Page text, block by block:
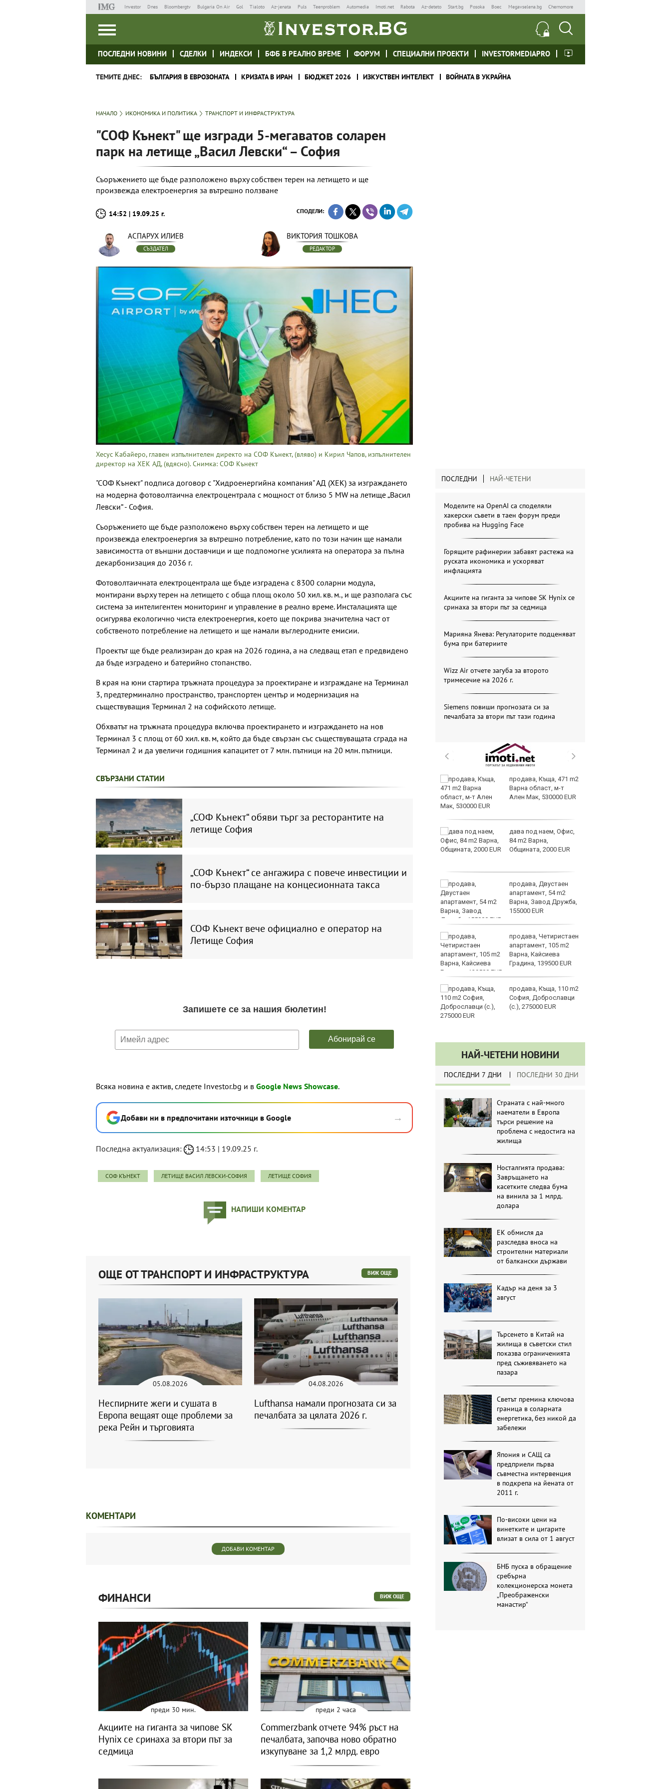
Investor Dnes Bloombergtv Bulgaria On Air Gol Tialoto Az-jenata Puls Teenproblem Automedia Imoti.net Rabota Az-deteto Start.bg Posoka Boec Megavselena.bg Chernomore
ПОСЛЕДНИ НОВИНИ СДЕЛКИ ИНДЕКСИ БФБ В РЕАЛНО ВРЕМЕ ФОРУМ СПЕЦИАЛНИ ПРОЕКТИ INVESTORMEDIAPRO
ТЕМИТЕ ДНЕС: БЪЛГАРИЯ В ЕВРОЗОНАТА КРИЗАТА В ИРАН БЮДЖЕТ 2026 ИЗКУСТВЕН ИНТЕЛЕКТ ВОЙНАТА В УКРАЙНА
НАЧАЛО ИКОНОМИКА И ПОЛИТИКА ТРАНСПОРТ И ИНФРАСТРУКТУРА
"СОФ Кънект" ще изгради 5-мегаватов соларен
парк на летище „Васил Левски“ – София
Съоръжението ще бъде разположено върху собствен терен на летището и ще
произвежда електроенергия за вътрешно ползване
14:52 | 19.09.25 г. СПОДЕЛИ:
АСПАРУХ ИЛИЕВ
СЪЗДАТЕЛ
ВИКТОРИЯ ТОШКОВА
РЕДАКТОР
Хесус Кабайеро, главен изпълнителен директо на СОФ Кънект, (вляво) и Кирил Чапов, изпълнителен
директор на ХЕК АД, (вдясно). Снимка: СОФ Кънект
"СОФ Кънект" подписа договор с "Хидроенергийна компания" АД (ХЕК) за изграждането
на модерна фотоволтаична електроцентрала с мощност от близо 5 MW на летище „Васил
Левски“ - София.
Съоръжението ще бъде разположено върху собствен терен на летището и ще
произвежда електроенергия за вътрешно потребление, като по този начин ще намали
зависимостта от външни доставчици и ще подпомогне усилията на оператора за пълна
декарбонизация до 2036 г.
Фотоволтаичната електроцентрала ще бъде изградена с 8300 соларни модула,
монтирани върху терен на летището с обща площ около 50 хил. кв. м., и ще разполага със
система за интелигентен мониторинг и управление в реално време. Инсталацията ще
осигурява екологично чиста електроенергия, което ще покрива значителна част от
собственото потребление на летището и ще намали въглеродните емисии.
Проектът ще бъде реализиран до края на 2026 година, а на следващ етап е предвидено
да бъде изградено и батерийно стопанство.
В края на юни стартира тръжната процедура за проектиране и изграждане на Терминал
3, предтерминално пространство, транспортен център и модернизация на
съществуващия Терминал 2 на софийското летище.
Обхватът на тръжната процедура включва проектирането и изграждането на нов
Терминал 3 с площ от 60 хил. кв. м, кoйто да бъде свързан със съществуващата сграда на
Терминал 2 и да увеличи годишния капацитет от 7 млн. пътници на 20 млн. пътници.
СВЪРЗАНИ СТАТИИ
„СОФ Кънект“ обяви търг за ресторантите на
летище София
„СОФ Кънект“ се ангажира с повече инвестиции и
по-бързо плащане на концесионната такса
СОФ Кънект вече официално е оператор на
Летище София
Всяка новина е актив, следете Investor.bg и в Google News Showcase.
Добави ни в предпочитани източници в Google →
Последна актуализация: 14:53 | 19.09.25 г.
СОФ КЪНЕКТ ЛЕТИЩЕ ВАСИЛ ЛЕВСКИ-СОФИЯ ЛЕТИЩЕ СОФИЯ
НАПИШИ КОМЕНТАР
ПОСЛЕДНИ НАЙ-ЧЕТЕНИ
Моделите на OpenAI са споделяли
хакерски съвети в таен форум преди
пробива на Hugging Face
Горящите рафинерии забавят растежа на
руската икономика и ускоряват
инфлацията
Акциите на гиганта за чипове SK Hynix се
сринаха за втори път за седмица
Марияна Янева: Регулаторите подценяват
бума при батериите
Wizz Air отчете загуба за второто
тримесечие на 2026 г.
Siemens повиши прогнозата си за
печалбата за втори път тази година
остават без вода днес
Фондация „Искам
Арестуваха 73-
продава, Къща, 471 m2
Варна област, м-т
Ален Мак, 530000 EUR
дава под наем, Офис,
84 m2 Варна,
Общината, 2000 EUR
продава, Двустаен
апартамент, 54 m2
Варна, Завод Дружба,
155000 EUR
продава, Четиристаен
апартамент, 105 m2
Варна, Кайсиева
Градина, 139500 EUR
продава, Къща, 110 m2
София, Доброславци
(с.), 275000 EUR
НАЙ-ЧЕТЕНИ НОВИНИ
ПОСЛЕДНИ 7 ДНИ ПОСЛЕДНИ 30 ДНИ
Страната с най-много
наематели в Европа
търси решение на
проблема с недостига на
жилища
Носталгията продава:
Завръщането на
касетките следва бума
на винила за 1 млрд.
долара
ЕК обмисля да
разследва вноса на
строителни материали
от балкански държави
Кадър на деня за 3
август
Търсенето в Китай на
жилища в съветски стил
показва ограниченията
пред съживяването на
пазара
Светът премина ключова
граница в соларната
енергетика, без никой да
забележи
Япония и САЩ са
предприели първа
съвместна интервенция
в подкрепа на йената от
2011 г.
По-високи цени на
винетките и цигарите
влизат в сила от 1 август
БНБ пуска в обращение
сребърна
колекционерска монета
„Преображенски
манастир“
ОЩЕ ОТ ТРАНСПОРТ И ИНФРАСТРУКТУРА ВИЖ ОЩЕ
05.08.2026
Неспирните жеги и сушата в
Европа вещаят още проблеми за
река Рейн и търговията
04.08.2026
Lufthansa намали прогнозата си за
печалбата за цялата 2026 г.
КОМЕНТАРИ
ДОБАВИ КОМЕНТАР
ФИНАНСИ ВИЖ ОЩЕ
преди 30 мин.
Акциите на гиганта за чипове SK
Hynix се сринаха за втори път за
седмица
преди 2 часа
Commerzbank отчете 94% ръст на
печалбата, започва ново обратно
изкупуване за 1,2 млрд. евро